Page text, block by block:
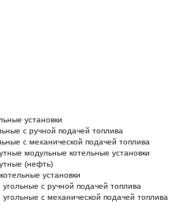
установки
с ручной подачей топлива
с механической подачей топлива
модульные котельные установки
(нефть)
установки
с ручной подачей топлива
с механической подачей топлива